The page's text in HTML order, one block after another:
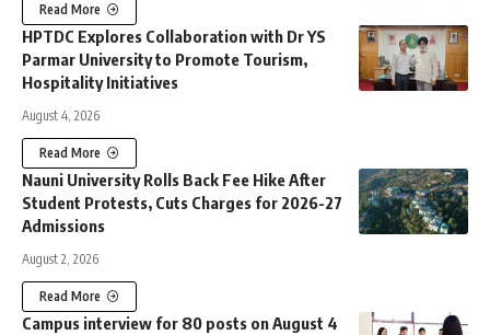
Read More
HPTDC Explores Collaboration with Dr YS
Parmar University to Promote Tourism,
Hospitality Initiatives
August 4, 2026
Read More
Nauni University Rolls Back Fee Hike After
Student Protests, Cuts Charges for 2026-27
Admissions
August 2, 2026
Read More
Campus interview for 80 posts on August 4